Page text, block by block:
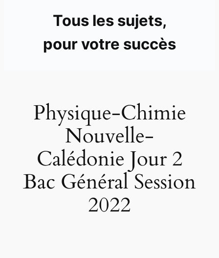
Tous les sujets,
pour votre succès
Physique-Chimie
Nouvelle-
Calédonie Jour 2
Bac Général Session
2022